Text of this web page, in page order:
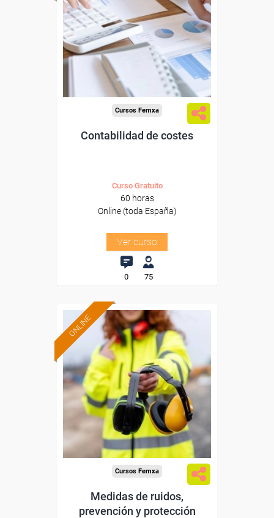
Para desempleados,
trabajadores y autónomos.
Sector
-Administración.
Cursos Femxa
Contabilidad de costes
Curso Gratuito
60 horas
Online (toda España)
Ver curso
0 75
ONLINE
Formación 100%
subvencionada.
Para desempleados,
trabajadores y autónomos.
Sector
-Construcción e industrias
Extractivas.
Cursos Femxa
Medidas de ruidos,
prevención y protección